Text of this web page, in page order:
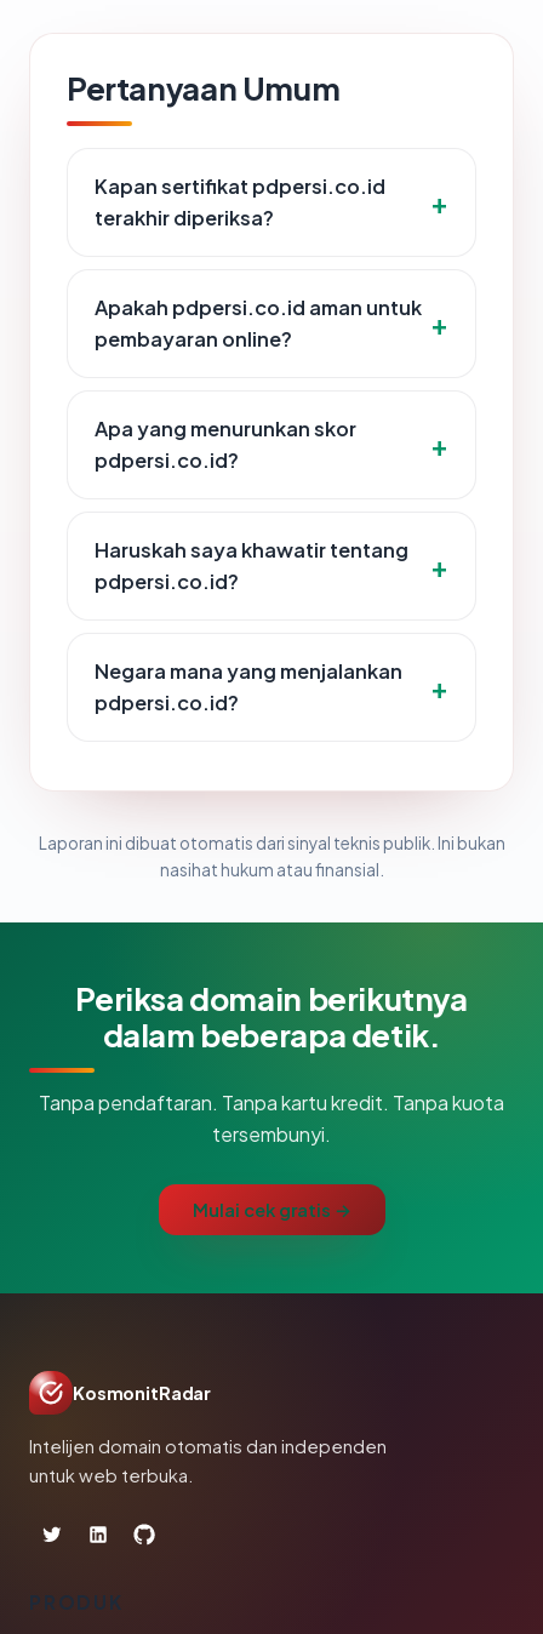
Pertanyaan Umum
Kapan sertifikat pdpersi.co.id
terakhir diperiksa?
Apakah pdpersi.co.id aman untuk
pembayaran online?
Apa yang menurunkan skor
pdpersi.co.id?
Haruskah saya khawatir tentang
pdpersi.co.id?
Negara mana yang menjalankan
pdpersi.co.id?
Laporan ini dibuat otomatis dari sinyal teknis publik. Ini bukan
nasihat hukum atau finansial.
Periksa domain berikutnya
dalam beberapa detik.
Tanpa pendaftaran. Tanpa kartu kredit. Tanpa kuota
tersembunyi.
Mulai cek gratis →
KosmonitRadar
Intelijen domain otomatis dan independen
untuk web terbuka.
PRODUK